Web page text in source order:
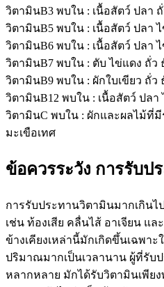
วิตามินB3 พบใน : เนื้อสัตว์ ปลา
วิตามินB5 พบใน : เนื้อสัตว์ ปลา
วิตามินB6 พบใน : เนื้อสัตว์ ปลา
วิตามินB7 พบใน : ตับ ไข่แดง ถั่ว
วิตามินB9 พบใน : ผักใบเขียว ถั่
วิตามินB12 พบใน : เนื้อสัตว์ ปล
วิตามินC พบใน : ผักและผลไม้ที่มี
มะเขือเทศ
ข้อควรระวัง การรับป
การรับประทานวิตามินมากเกินไ
เช่น ท้องเสีย คลื่นไส้ อาเจียน แ
ข้างเคียงเหล่านี้มักเกิดขึ้นเฉพา
ปริมาณมากเป็นเวลานาน ผู้ที่รับ
หลากหลาย มักได้รับวิตามินเพีย